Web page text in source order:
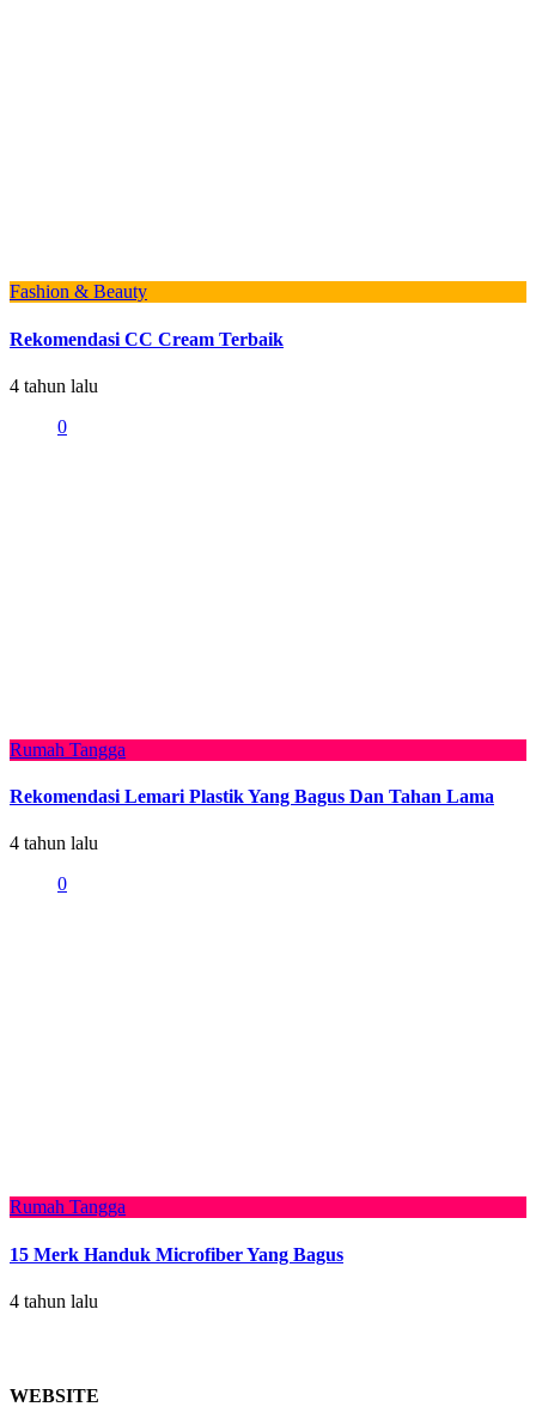
Fashion & Beauty
Rekomendasi CC Cream Terbaik
4 tahun lalu
0
Rumah Tangga
Rekomendasi Lemari Plastik Yang Bagus Dan Tahan Lama
4 tahun lalu
0
Rumah Tangga
15 Merk Handuk Microfiber Yang Bagus
4 tahun lalu
WEBSITE